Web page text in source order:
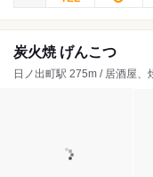
炭火焼 げんこつ
日ノ出町駅 275m / 居酒屋、